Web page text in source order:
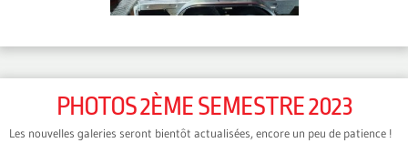
PHOTOS 2ÈME SEMESTRE 2023
Les nouvelles galeries seront bientôt actualisées, encore un peu de patience !